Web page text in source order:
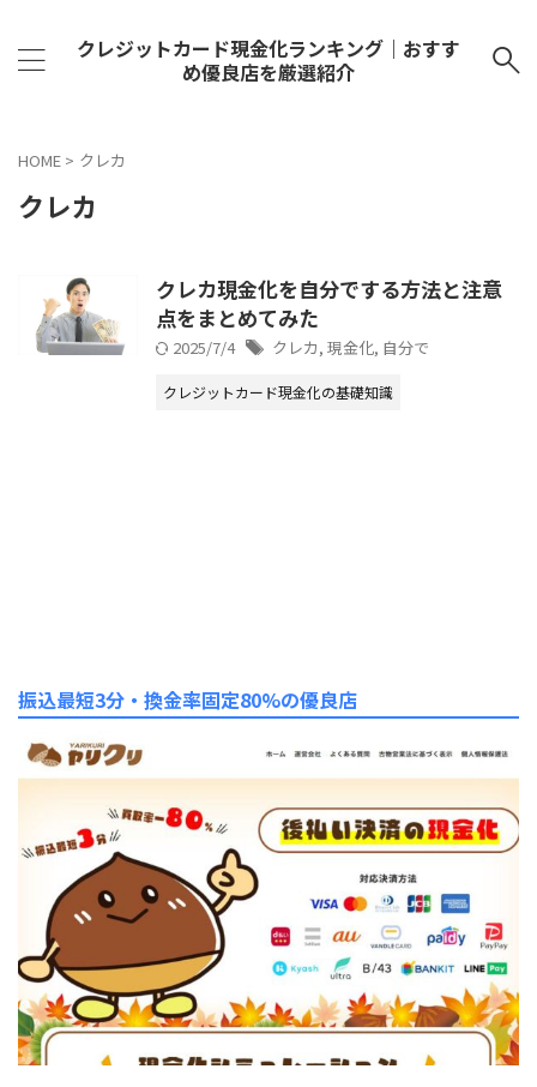
クレジットカード現金化ランキング｜おすす
め優良店を厳選紹介
HOME > クレカ
クレカ
クレカ現金化を自分でする方法と注意
点をまとめてみた
2025/7/4 クレカ, 現金化, 自分で
クレジットカード現金化の基礎知識
振込最短3分・換金率固定80%の優良店